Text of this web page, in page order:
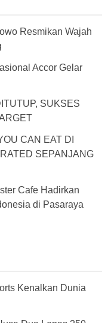
Resmikan Wajah
Accor Gelar
SUKSES
CAN EAT DI
SEPANJANG
Cafe Hadirkan
di Pasaraya
Kenalkan Dunia